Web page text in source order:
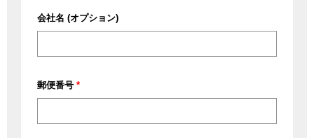
会社名 (オプション)
郵便番号 *